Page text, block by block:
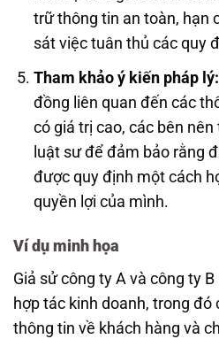
trữ thông tin an toàn, hạn
sát việc tuân thủ các quy
Tham khảo ý kiến pháp lý:
đồng liên quan đến các
có giá trị cao, các bên
luật sư để đảm bảo rằng
được quy định một cách
quyền lợi của mình.
Ví dụ minh họa
Giả sử công ty A và công ty
hợp tác kinh doanh, trong đó
thông tin về khách hàng và